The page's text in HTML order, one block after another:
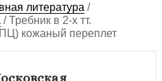
литература /
/Требник в 2-х тт.
кожаный переплет